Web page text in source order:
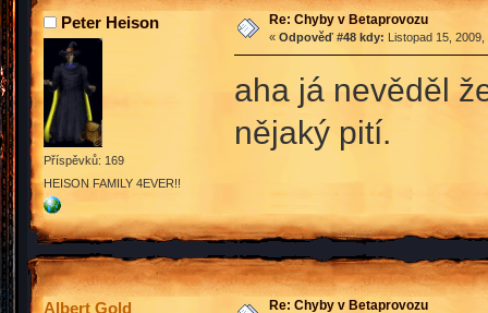
Peter Heison
Příspěvků: 169
HEISON FAMILY 4EVER!!
Re: Chyby v Betaprovozu
« Odpověď #48 kdy: Listopad 15,
aha já nevěděl
nějaký pití.
Albert Gold Re: Chyby v Betaprovozu